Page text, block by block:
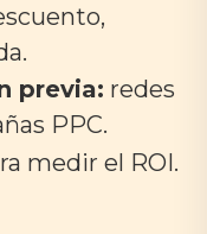
previa: redes
PPC.
medir el ROI.